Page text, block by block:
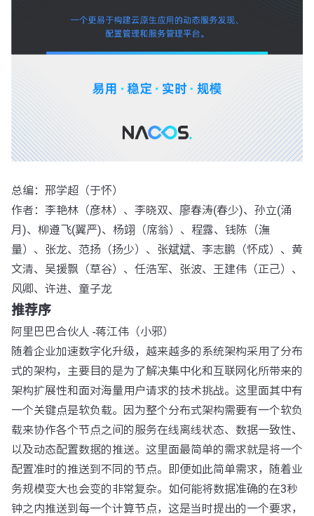
总编：邢学超（于怀）
作者：李艳林（彦林）、李晓双、廖春涛(春少)、孙立(涌
月)、柳遵飞(翼严)、杨翊（席翁）、程露、钱陈（潕
量）、张龙、范扬（扬少）、张斌斌、李志鹏（怀成）、黄
文清、吴援飘（草谷）、任浩军、张波、王建伟（正己）、
风卿、许进、童子龙
推荐序
阿里巴巴合伙人 -蒋江伟（小邪）
随着企业加速数字化升级，越来越多的系统架构采用了分布
式的架构，主要目的是为了解决集中化和互联网化所带来的
架构扩展性和面对海量用户请求的技术挑战。这里面其中有
一个关键点是软负载。因为整个分布式架构需要有一个软负
载来协作各个节点之间的服务在线离线状态、数据一致性、
以及动态配置数据的推送。这里面最简单的需求就是将一个
配置准时的推送到不同的节点。即便如此简单需求，随着业
务规模变大也会变的非常复杂。如何能将数据准确的在3秒
钟之内推送到每一个计算节点，这是当时提出的一个要求，